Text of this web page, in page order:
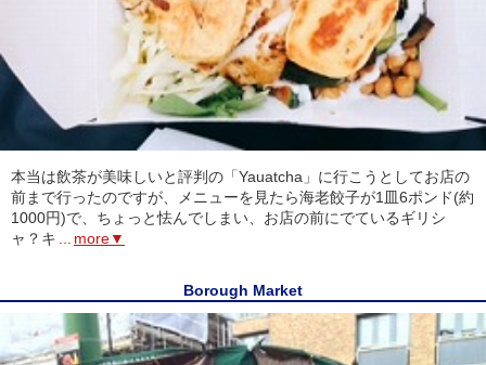
本当は飲茶が美味しいと評判の「Yauatcha」に行こうとしてお店の
前まで行ったのですが、メニューを見たら海老餃子が1皿6ポンド(約
1000円)で、ちょっと怯んでしまい、お店の前にでているギリシ
ャ？キ ... more▼
Borough Market